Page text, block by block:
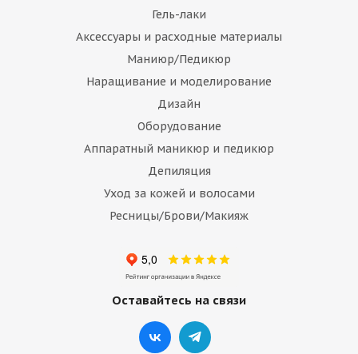
Гель-лаки
Аксессуары и расходные материалы
Маниюр/Педикюр
Наращивание и моделирование
Дизайн
Оборудование
Аппаратный маникюр и педикюр
Депиляция
Уход за кожей и волосами
Ресницы/Брови/Макияж
Оставайтесь на связи